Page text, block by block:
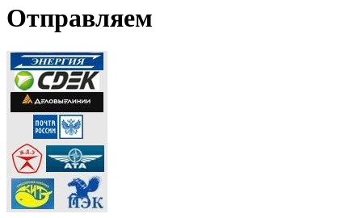
Отправляем